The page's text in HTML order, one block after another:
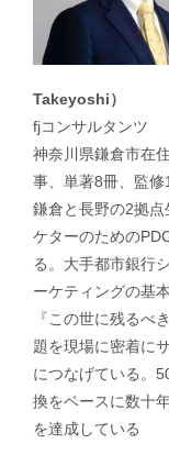
Takeyoshi）
fjコンサルタンツ
神奈川県鎌倉市在
事、単著8冊、監
鎌倉と長野の2拠
ケターのための
る。大手都市銀行
ーケティングの基
『この世に残るべ
題を現場に密着に
につなげている。
換をベースに数十
を達成している